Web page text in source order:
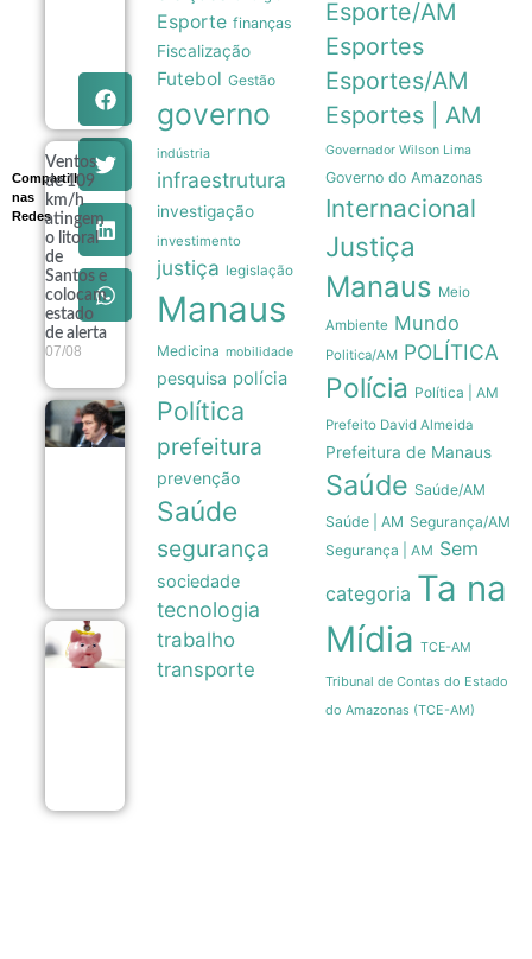
Compartilhe
nas
Redes
para vigiar IA e
fake news nas
eleições de
2026
Ventos
de 109
km/h
atingem
o litoral
de
Santos e
colocam
estado
de alerta
07/08
Governo
Milei recua
e retira
venda de
terras
queimadas
no Senado
Poupança
registra
saída
Esporte finanças
Fiscalização
Futebol Gestão
governo
indústria
infraestrutura
investigação
investimento
justiça legislação
Manaus
Medicina mobilidade
pesquisa polícia
Política
prefeitura
prevenção
Saúde
segurança
sociedade
tecnologia
trabalho
transporte
Esporte/AM
Esportes
Esportes/AM
Esportes | AM
Governador Wilson Lima
Governo do Amazonas
Internacional
Justiça
Manaus Meio
Ambiente Mundo
Politica/AM POLÍTICA
Polícia Política | AM
Prefeito David Almeida
Prefeitura de Manaus
Saúde Saúde/AM
Saúde | AM Segurança/AM
Segurança | AM Sem
categoria Ta na
Mídia TCE-AM
Tribunal de Contas do Estado
do Amazonas (TCE-AM)